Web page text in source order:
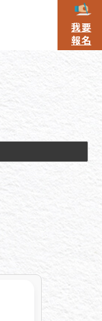
我要
報名